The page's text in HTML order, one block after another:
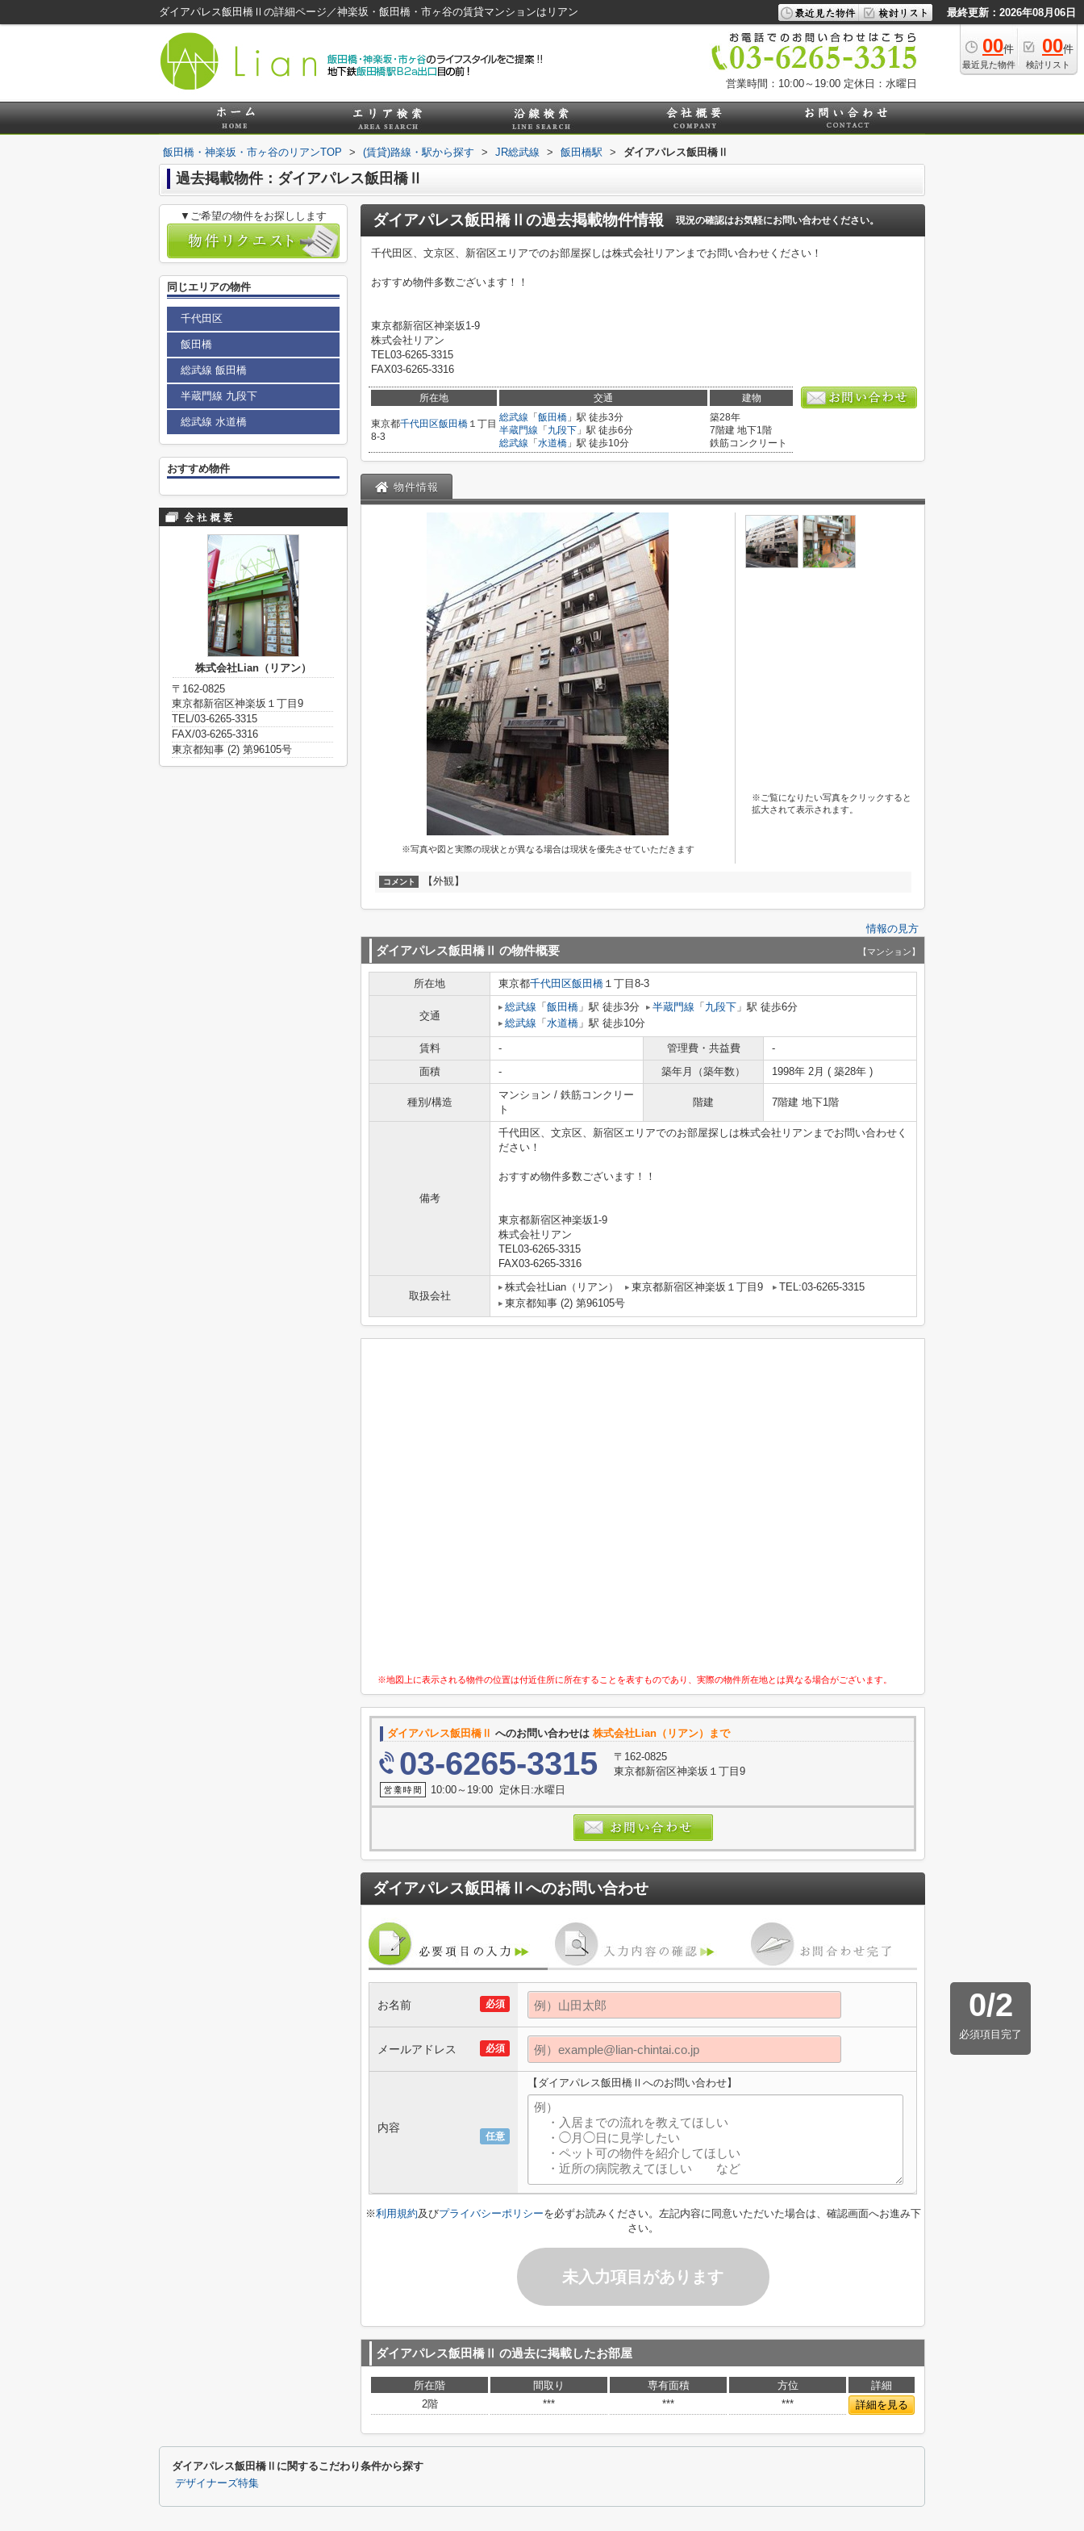
ダイアパレス飯田橋Ⅱの詳細ページ／神楽坂・飯田橋・市ヶ谷の賃貸マンションはリアン 最終更新：2026年08月06日
00件
最近見た物件
00件
検討リスト
営業時間：10:00～19:00 定休日：水曜日
飯田橋・神楽坂・市ヶ谷のリアンTOP > (賃貸)路線・駅から探す > JR総武線 > 飯田橋駅 > ダイアパレス飯田橋Ⅱ
過去掲載物件：ダイアパレス飯田橋Ⅱ
ダイアパレス飯田橋Ⅱ の過去掲載物件情報 現況の確認はお気軽にお問い合わせください。
千代田区、文京区、新宿区エリアでのお部屋探しは株式会社リアンまでお問い合わせください！
おすすめ物件多数ございます！！
東京都新宿区神楽坂1-9
株式会社リアン
TEL03-6265-3315
FAX03-6265-3316
所在地 交通 建物
東京都千代田区飯田橋 １丁目
8-3
総武線 「 飯田橋 」駅 徒歩3分
半蔵門線 「 九段下 」駅 徒歩6分
総武線 「 水道橋 」駅 徒歩10分
築28年
7階建 地下1階
鉄筋コンクリート
物件情報
※写真や図と実際の現状とが異なる場合は現状を優先させていただきます
※ご覧になりたい写真をクリックすると
拡大されて表示されます。
コメント 【外観】
情報の見方
ダイアパレス飯田橋Ⅱ の物件概要 【マンション】
所在地 東京都千代田区飯田橋 １丁目8-3
交通
総武線 「 飯田橋 」駅 徒歩3分 半蔵門線 「 九段下 」駅 徒歩6分
総武線 「 水道橋 」駅 徒歩10分
賃料 - 管理費・共益費
-
面積
- 築年月（築年数） 1998年 2月 ( 築28年 )
種別/構造
マンション / 鉄筋コンクリー
ト
階建 7階建 地下1階
備考
千代田区、文京区、新宿区エリアでのお部屋探しは株式会社リアンまでお問い合わせく
ださい！
おすすめ物件多数ございます！！
東京都新宿区神楽坂1-9
株式会社リアン
TEL03-6265-3315
FAX03-6265-3316
取扱会社
株式会社Lian（リアン） 東京都新宿区神楽坂１丁目9
TEL:03-6265-3315
東京都知事 (2) 第96105号
※地図上に表示される物件の位置は付近住所に所在することを表すものであり、実際の物件所在地とは異なる場合がございます。
ダイアパレス飯田橋Ⅱ へのお問い合わせは 株式会社Lian（リアン）まで
03-6265-3315
〒162-0825
東京都新宿区神楽坂１丁目9
10:00～19:00 定休日:水曜日
ダイアパレス飯田橋Ⅱ へのお問い合わせ
0/2
必須項目完了
必須
お名前
必須
メールアドレス
任意
内容
【ダイアパレス飯田橋Ⅱへのお問い合わせ】
※利用規約及びプライバシーポリシーを必ずお読みください。左記内容に同意いただいた場合は、確認画面へお進み下
さい。
未入力項目があります
ダイアパレス飯田橋Ⅱ の過去に掲載したお部屋
所在階 間取り 専有面積 方位
詳細
2階
*** *** *** 詳細を見る
▼ご希望の物件をお探しします
同じエリアの物件
千代田区
飯田橋
総武線 飯田橋
半蔵門線 九段下
総武線 水道橋
おすすめ物件
株式会社Lian（リアン）
〒162-0825
東京都新宿区神楽坂１丁目9
TEL/03-6265-3315
FAX/03-6265-3316
東京都知事 (2) 第96105号
ダイアパレス飯田橋Ⅱに関するこだわり条件から探す
デザイナーズ特集